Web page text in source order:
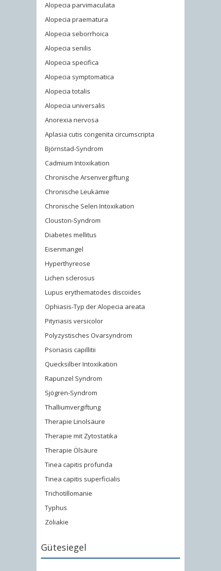
Alopecia parvimaculata
Alopecia praematura
Alopecia seborrhoica
Alopecia senilis
Alopecia specifica
Alopecia symptomatica
Alopecia totalis
Alopecia universalis
Anorexia nervosa
Aplasia cutis congenita circumscripta
Björnstad-Syndrom
Cadmium Intoxikation
Chronische Arsenvergiftung
Chronische Leukämie
Chronische Selen Intoxikation
Clouston-Syndrom
Diabetes mellitus
Eisenmangel
Hyperthyreose
Lichen sclerosus
Lupus erythematodes discoides
Ophiasis-Typ der Alopecia areata
Pityriasis versicolor
Polyzystisches Ovarsyndrom
Psoriasis capillitii
Quecksilber Intoxikation
Rapunzel Syndrom
Sjögren-Syndrom
Thalliumvergiftung
Therapie Linolsäure
Therapie mit Zytostatika
Therapie Ölsäure
Tinea capitis profunda
Tinea capitis superficialis
Trichotillomanie
Typhus
Zöliakie
Gütesiegel